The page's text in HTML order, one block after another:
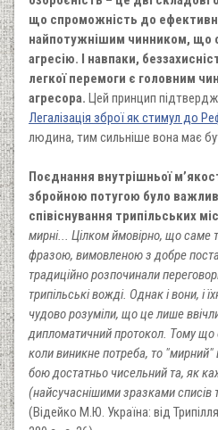
що спроможність до
найпотужнішим чинником, що
агресію. І навпаки,
легкої перемоги є головним
агресора. Цей принцип
Легалізація зброї як стимул до
людина, тим сильніше вона має
Поєднання внутрішньої
збройною потугою було
співіснування трипільських
мирні... Цілком ймовірно, що
фразою, вимовленою з добре
традиційно розпочинали
трипільські вожді. Однак і вони, і
чудово розуміли, що це лише
дипломатичний протокол. Тому що
коли виникне потреба, то
бою достатньо чисельний та, як
(найсучаснішими зразками списів
(Відейко М.Ю. Україна: від